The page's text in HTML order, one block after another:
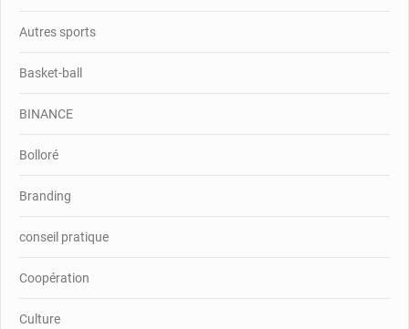
Autres sports
Basket-ball
BINANCE
Bolloré
Branding
conseil pratique
Coopération
Culture